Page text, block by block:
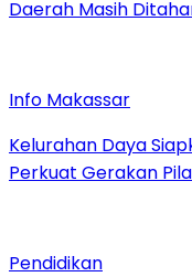
Daerah Masih
Info Makassar
Kelurahan Daya
Perkuat Gerakan
Pendidikan